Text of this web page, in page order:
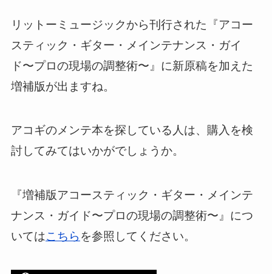
リットーミュージックから刊行された『アコー
スティック・ギター・メインテナンス・ガイ
ド〜プロの現場の調整術〜』に新原稿を加えた
増補版が出ますね。
アコギのメンテ本を探している人は、購入を検
討してみてはいかがでしょうか。
『増補版アコースティック・ギター・メインテ
ナンス・ガイド〜プロの現場の調整術〜』につ
いてはこちら を参照してください。